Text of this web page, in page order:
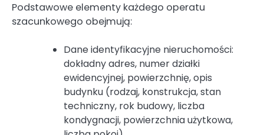
Podstawowe elementy każdego operatu
szacunkowego obejmują:
Dane identyfikacyjne nieruchomości:
dokładny adres, numer działki
ewidencyjnej, powierzchnię, opis
budynku (rodzaj, konstrukcja, stan
techniczny, rok budowy, liczba
kondygnacji, powierzchnia użytkowa,